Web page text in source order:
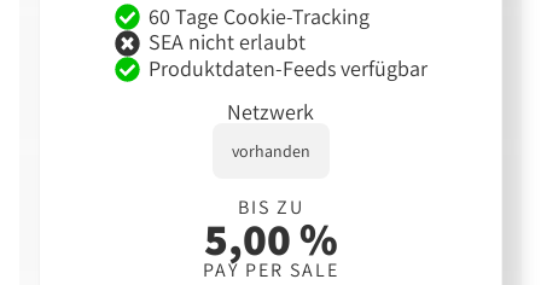
60 Tage Cookie-Tracking
SEA nicht erlaubt
Produktdaten-Feeds verfügbar
Netzwerk
vorhanden
BIS ZU
5,00 %
PAY PER SALE